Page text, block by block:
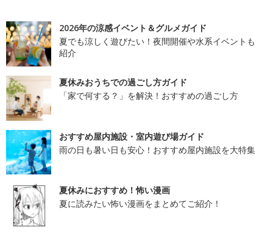
2026年の涼感イベント＆グルメガイド
夏でも涼しく遊びたい！夜間開催や水系イベントも
紹介
夏休みおうちでの過ごし方ガイド
「家で何する？」を解決！おすすめの過ごし方
おすすめ屋内施設・室内遊び場ガイド
雨の日も暑い日も安心！おすすめ屋内施設を大特集
夏休みにおすすめ！怖い漫画
夏に読みたい怖い漫画をまとめてご紹介！